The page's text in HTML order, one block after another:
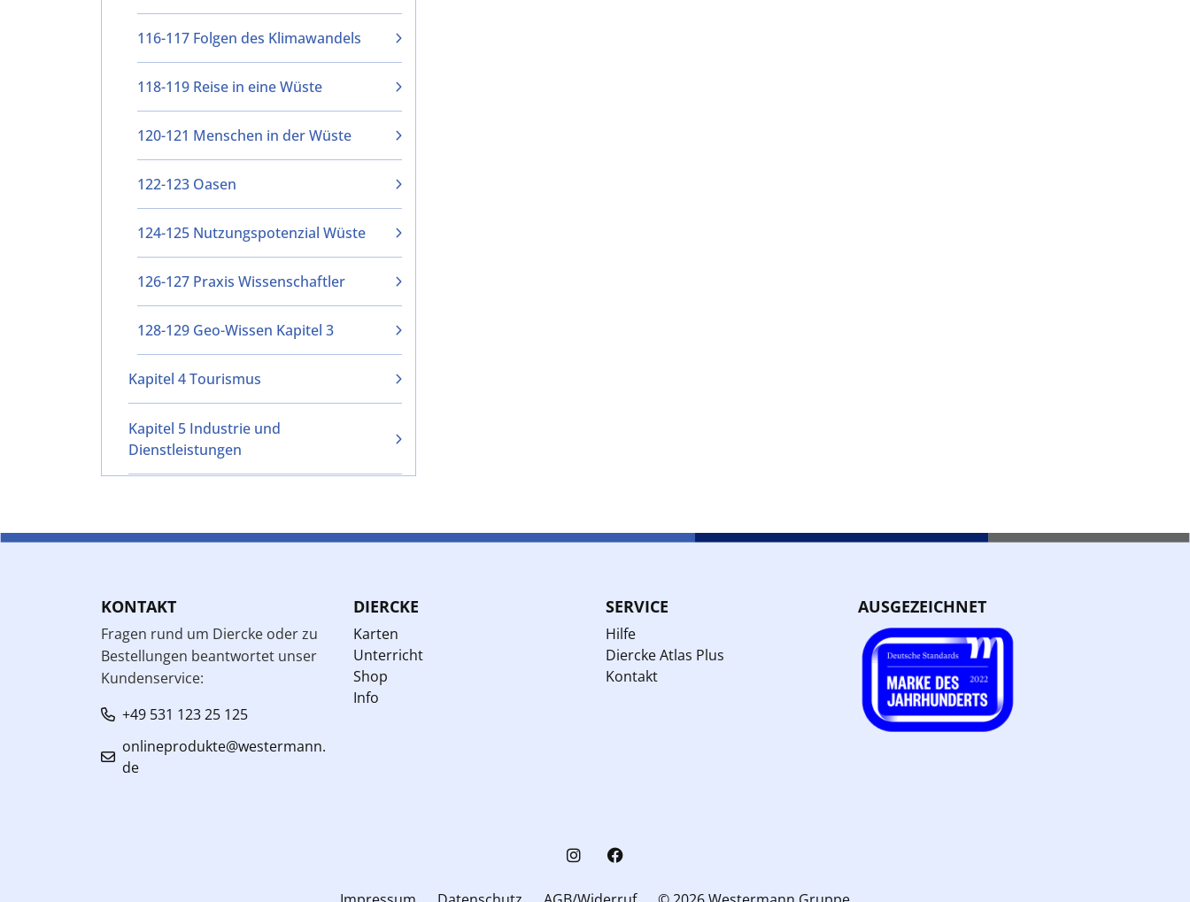
116-117 Folgen des Klimawandels
118-119 Reise in eine Wüste
120-121 Menschen in der Wüste
122-123 Oasen
124-125 Nutzungspotenzial Wüste
126-127 Praxis Wissenschaftler
128-129 Geo-Wissen Kapitel 3
Kapitel 4 Tourismus
Kapitel 5 Industrie und
Dienstleistungen
KONTAKT
Fragen rund um Diercke oder zu
Bestellungen beantwortet unser
Kundenservice:
+49 531 123 25 125
onlineprodukte@westermann.
de
DIERCKE
Karten
Unterricht
Shop
Info
SERVICE
Hilfe
Diercke Atlas Plus
Kontakt
AUSGEZEICHNET